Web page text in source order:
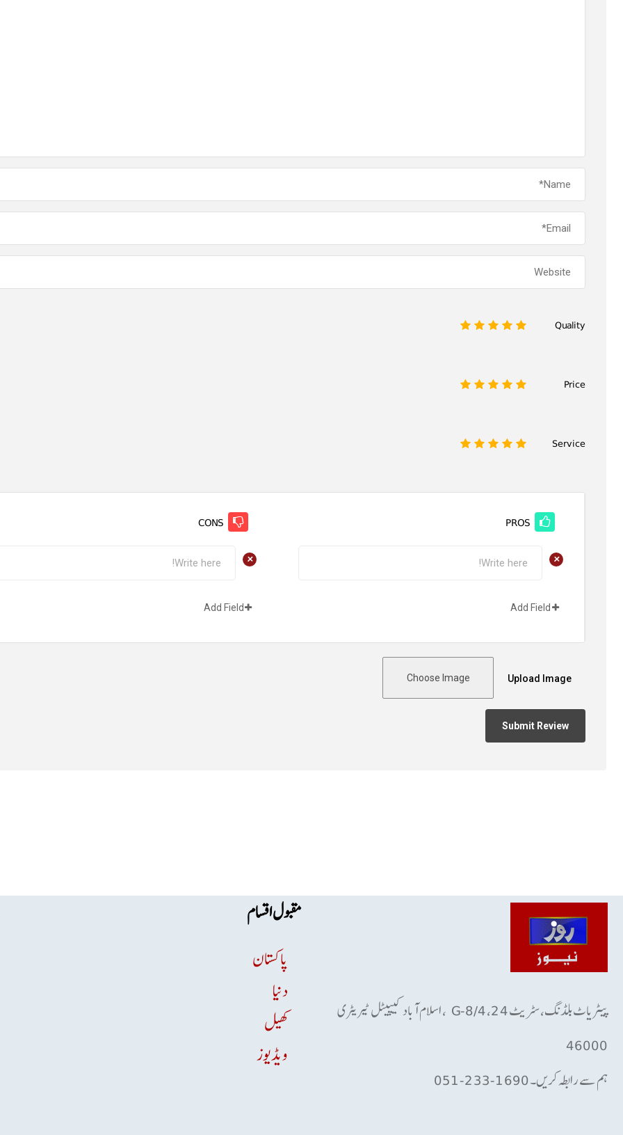
Quality
5
4
3
2
Price
5
4
3
2
Service
5
4
3
2
PROS
+
Add Field
CONS
+
Add Field
Upload Image
Choose Image
پیٹریاٹ بلڈنگ، سٹریٹ 24، G-8/4 ، اسلام آباد کیپیٹل ٹیریٹری
46000
ہم سے رابطہ کریں۔ 1690-233-051
مقبول اقسام
پاکستان
دنیا
کھیل
ویڈیوز